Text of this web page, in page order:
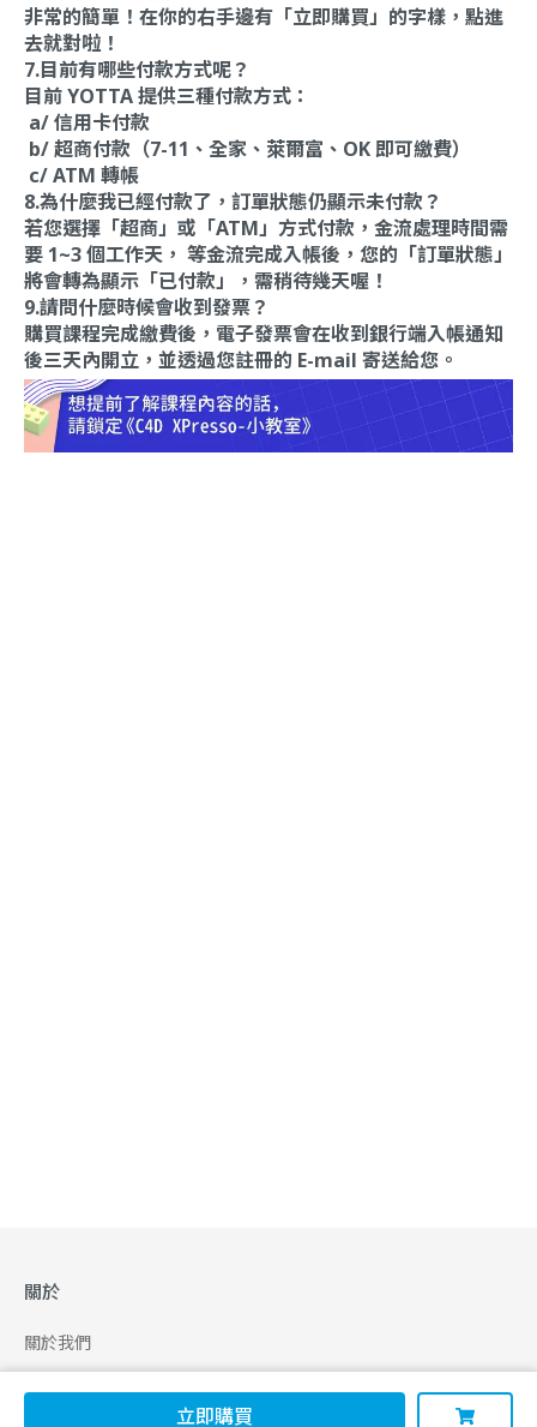
立即購買
非常的簡單！在你的右手邊有「立即購買」的字樣，點進
去就對啦！
7.目前有哪些付款方式呢？
目前 YOTTA 提供三種付款方式：
a/ 信用卡付款
b/ 超商付款（7-11、全家、萊爾富、OK 即可繳費）
c/ ATM 轉帳
8.為什麼我已經付款了，訂單狀態仍顯示未付款？
若您選擇「超商」或「ATM」方式付款，金流處理時間需
要 1~3 個工作天， 等金流完成入帳後，您的「訂單狀態」
將會轉為顯示「已付款」，需稍待幾天喔！
9.請問什麼時候會收到發票？
購買課程完成繳費後，電子發票會在收到銀行端入帳通知
後三天內開立，並透過您註冊的 E-mail 寄送給您。
關於
關於我們
合作申請